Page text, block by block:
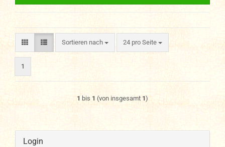
Sortieren nach
Sortieren nach 24 pro Seite
pro Seite
1
1 bis 1 (von insgesamt 1)
Login